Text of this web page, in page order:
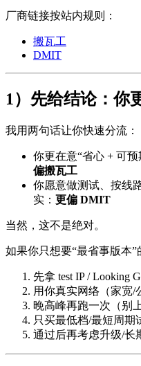
厂商链接按站内规则：
搬瓦工
DMIT
1）先给结论：你
我用两句话让你快速分流：
你更在意“省心 + 可
偏搬瓦工
你愿意做测试、按线
实： 更偏 DMIT
当然，这不是绝对。
如果你只想要“最省事版本”
先拿 test IP / Looking
用你真实网络（家宽/
晚高峰再跑一次（别
只买最低档/最短周期
通过后再考虑升级/长